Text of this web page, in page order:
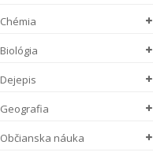
Chémia
Biológia
Dejepis
Geografia
Občianska náuka